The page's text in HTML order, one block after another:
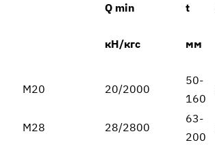
Q min t
кН/кгс мм
М20 20/2000
50-
160
М28 28/2800
63-
200